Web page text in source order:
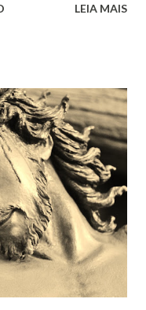
tentações. A
a minha culpa por
deixando
me agarro com
de Tua Santa Cruz.
ordene a todas as
amarram e
para que se
todas as suas
de agora eu não
LEIA MAIS